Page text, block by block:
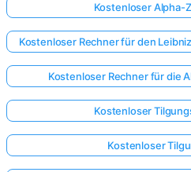
Kostenloser Alpha-
Kostenloser Rechner für den
Kostenloser Rechner für die
Kostenloser
Kostenloser